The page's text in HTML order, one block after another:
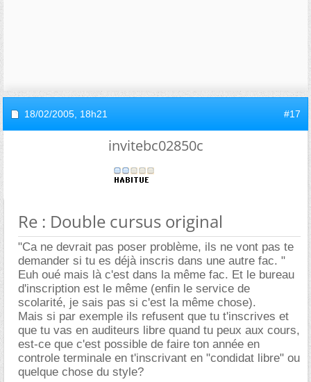
18/02/2005, 18h21 #17
invitebc02850c
Re : Double cursus original
"Ca ne devrait pas poser problème, ils ne vont pas te
demander si tu es déjà inscris dans une autre fac. "
Euh oué mais là c'est dans la même fac. Et le bureau
d'inscription est le même (enfin le service de
scolarité, je sais pas si c'est la même chose).
Mais si par exemple ils refusent que tu t'inscrives et
que tu vas en auditeurs libre quand tu peux aux cours,
est-ce que c'est possible de faire ton année en
controle terminale en t'inscrivant en "condidat libre" ou
quelque chose du style?